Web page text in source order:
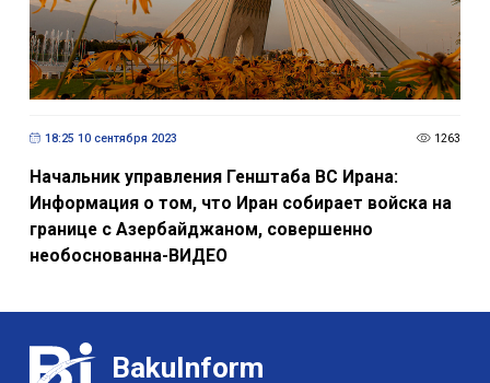
18:25 10 сентября 2023 1263
Начальник управления Генштаба ВС Ирана:
Информация о том, что Иран собирает войска на
границе с Азербайджаном, совершенно
необоснованна-ВИДЕО
BakuInform